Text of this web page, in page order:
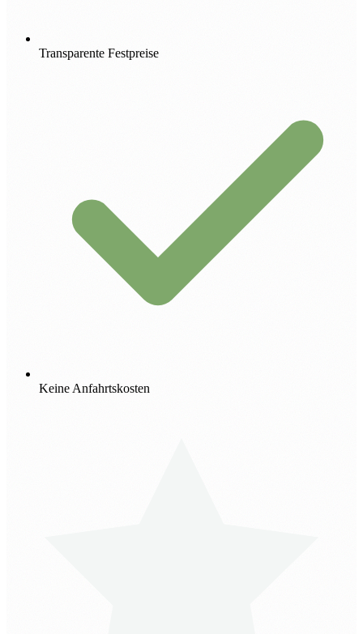
Transparente Festpreise
Keine Anfahrtskosten